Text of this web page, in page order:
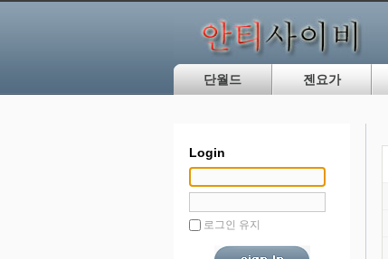
단월드 젠요가
Login
로그인 유지